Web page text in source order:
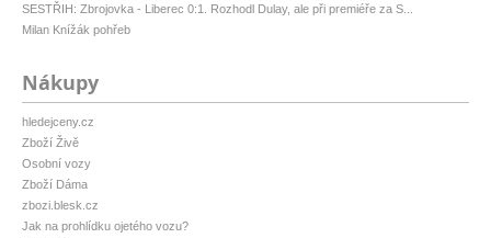
SESTŘIH: Zbrojovka - Liberec 0:1. Rozhodl Dulay, ale při premiéře za S...
Milan Knížák pohřeb
Nákupy
hledejceny.cz
Zboží Živě
Osobní vozy
Zboží Dáma
zbozi.blesk.cz
Jak na prohlídku ojetého vozu?